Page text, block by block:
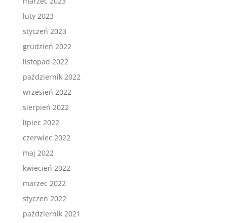
luty 2023
styczeń 2023
grudzień 2022
listopad 2022
październik 2022
wrzesień 2022
sierpień 2022
lipiec 2022
czerwiec 2022
maj 2022
kwiecień 2022
marzec 2022
styczeń 2022
październik 2021